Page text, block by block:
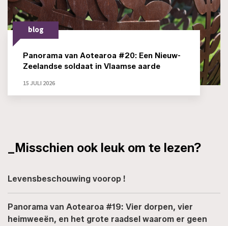
blog
Panorama van Aotearoa #20: Een Nieuw-
Zeelandse soldaat in Vlaamse aarde
15 JULI 2026
_Misschien ook leuk om te lezen?
Levensbeschouwing voorop !
Panorama van Aotearoa #19: Vier dorpen, vier
heimweeën, en het grote raadsel waarom er geen